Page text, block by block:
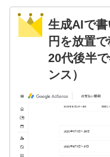
生成AIで
円を放置
20代後半
ンス）